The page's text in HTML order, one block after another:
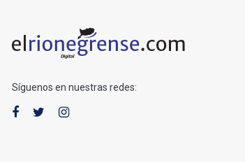
Síguenos en nuestras redes: